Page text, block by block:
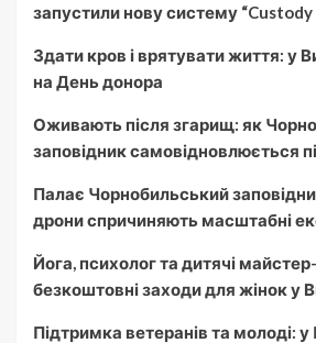
запустили нову систему “Custody
Здати кров і врятувати життя: у
на День донора
Оживають після згарищ: як
заповідник самовідновлюється
Палає Чорнобильський
дрони спричиняють масштабні
Йога, психолог та дитячі
безкоштовні заходи для жінок у
Підтримка ветеранів та молоді: у